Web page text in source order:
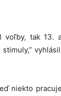
voľby, tak 13.
niekto